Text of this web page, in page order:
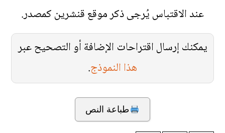
عند الاقتباس يُرجى ذكر موقع قنشرين كمصدر.
يمكنك إرسال اقتراحات الإضافة أو التصحيح عبر
هذا النموذج.
طباعة النص